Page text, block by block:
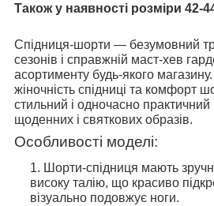
Також у наявності розміри 42-
Спідниця-шорти — безумовний
сезонів і справжній маст-хев
асортименту будь-якого
жіночність спідниці та комфорт
стильний і одночасно практичний
щоденних і святкових образів.
Особливості моделі:
Шорти-спідниця мають
високу талію, що красиво
візуально подовжує ноги.